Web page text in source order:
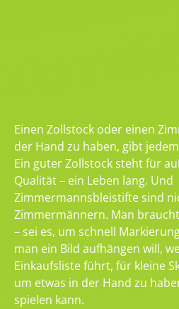
Einen Zollstock oder einen
der Hand zu haben, gibt
Ein guter Zollstock steht für
Qualität – ein Leben lang. Und
Zimmermannsbleistifte sind
Zimmermännern. Man
– sei es, um schnell
man ein Bild aufhängen will,
Einkaufsliste führt, für kleine
um etwas in der Hand zu
spielen kann.